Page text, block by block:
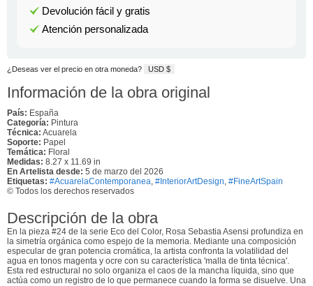
Devolución fácil y gratis
Atención personalizada
¿Deseas ver el precio en otra moneda? USD $
Información de la obra original
País: España
Categoría: Pintura
Técnica: Acuarela
Soporte: Papel
Temática: Floral
Medidas: 8.27 x 11.69 in
En Artelista desde: 5 de marzo del 2026
Etiquetas: #AcuarelaContemporanea, ​#InteriorArtDesign, ​#FineArtSpain
© Todos los derechos reservados
Descripción de la obra
En la pieza #24 de la serie Eco del Color, Rosa Sebastia Asensi profundiza en
la simetría orgánica como espejo de la memoria. Mediante una composición
especular de gran potencia cromática, la artista confronta la volatilidad del
agua en tonos magenta y ocre con su característica 'malla de tinta técnica'.
Esta red estructural no solo organiza el caos de la mancha líquida, sino que
actúa como un registro de lo que permanece cuando la forma se disuelve. Una